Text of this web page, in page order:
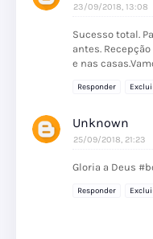
23/09/2018, 13:08
Sucesso total.
antes.
e nas
Responder
Unknown
25/09/2018, 21:23
Gloria a Deus
Responder